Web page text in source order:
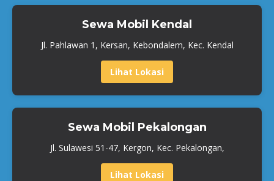
Sewa Mobil Kendal
Jl. Pahlawan 1, Kersan, Kebondalem, Kec. Kendal
Lihat Lokasi
Sewa Mobil Pekalongan
Jl. Sulawesi 51-47, Kergon, Kec. Pekalongan,
Lihat Lokasi